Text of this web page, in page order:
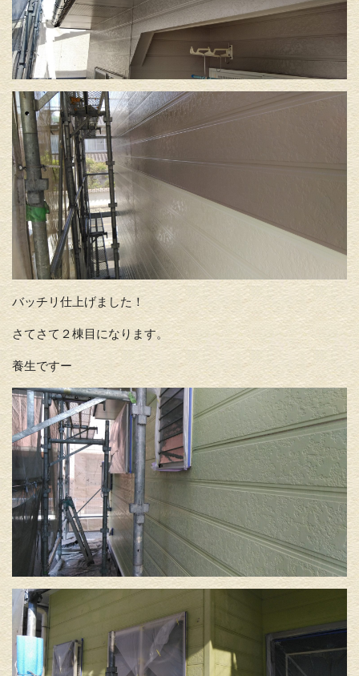
バッチリ仕上げました！
さてさて２棟目になります。
養生ですー